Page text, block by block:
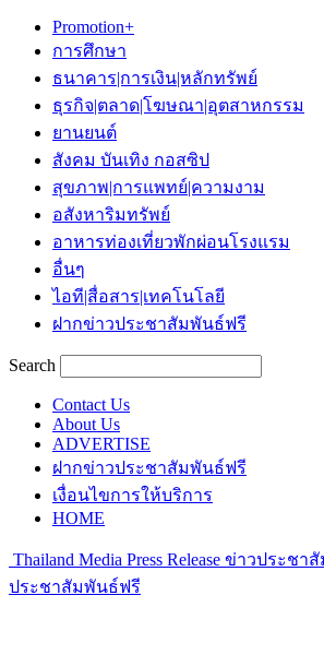
Promotion+
การศึกษา
ธนาคาร|การเงิน|หลักทรัพย์
ธุรกิจ|ตลาด|โฆษณา|อุตสาหกรรม
ยานยนต์
สังคม บันเทิง กอสซิป
สุขภาพ|การแพทย์|ความงาม
อสังหาริมทรัพย์
อาหารท่องเที่ยวพักผ่อนโรงแรม
อื่นๆ
ไอที|สื่อสาร|เทคโนโลยี
ฝากข่าวประชาสัมพันธ์ฟรี
Search
Contact Us
About Us
ADVERTISE
ฝากข่าวประชาสัมพันธ์ฟรี
เงื่อนไขการให้บริการ
HOME
Thailand Media Press Release ข่าวประช
ประชาสัมพันธ์ฟรี